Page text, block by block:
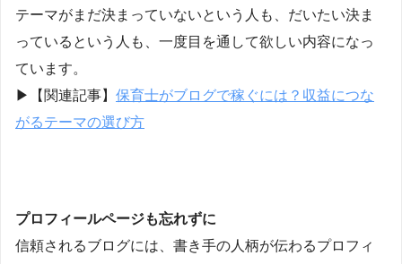
テーマがまだ決まっていないという人も、だいたい決ま
っているという人も、一度目を通して欲しい内容になっ
ています。
▶【関連記事】 保育士がブログで稼ぐには？収益につな
がるテーマの選び方
プロフィールページも忘れずに
信頼されるブログには、書き手の人柄が伝わるプロフィ